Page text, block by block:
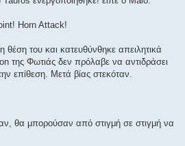
Horn Attack!
θέση του και κατευθύνθηκε απειλητικά
της Φωτιάς δεν πρόλαβε να αντιδράσει
επίθεση. Μετά βίας στεκόταν.
θα μπορούσαν από στιγμή σε στιγμή να